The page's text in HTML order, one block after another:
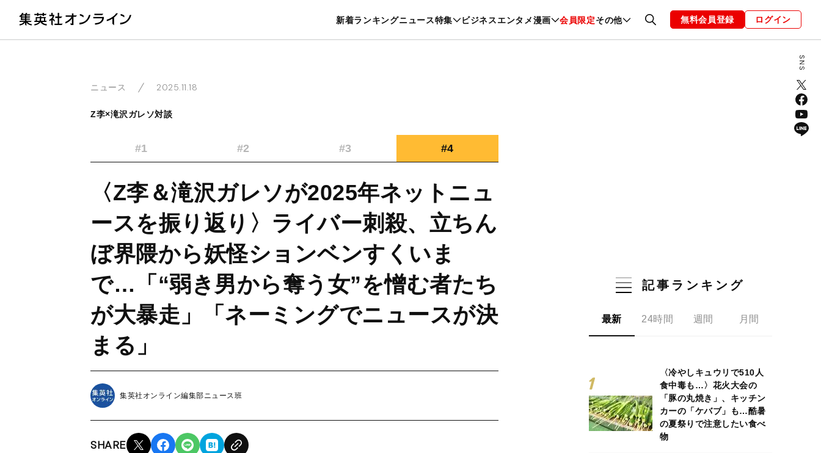
新着ランキングニュース特集 ビジネスエンタメ漫画 会員限定その他
暮らし スポーツ ヘルスケア 美容 グルメ ファッション 恋愛・結婚 編集部 お知らせ
無料会員登録 ログイン
ニュース 2025.11.18
Z李×滝沢ガレソ対談
#1 #2 #3 #4
〈Z李＆滝沢ガレソが2025年ネットニュ
ースを振り返り〉ライバー刺殺、立ちん
ぼ界隈から妖怪ションベンすくいま
で…「“弱き男から奪う女”を憎む者たち
が大暴走」「ネーミングでニュースが決
まる」
集英社オンライン編集部ニュース班
SHARE
記事ランキング
最新 24時間 週間 月間
〈冷やしキュウリで510人
食中毒も…〉花火大会の
「豚の丸焼き」、キッチン
カーの「ケバブ」も…酷暑
の夏祭りで注意したい食べ
物